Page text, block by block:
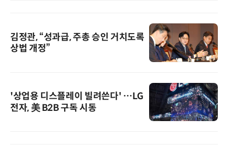
김정관, “성과급, 주총 승인 거치도록
상법 개정”
'상업용 디스플레이 빌려쓴다' …LG
전자, 美 B2B 구독 시동